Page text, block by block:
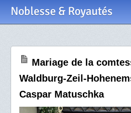
Noblesse & Royautés
Mariage de la
Waldburg-Zeil-
Caspar Matuschka